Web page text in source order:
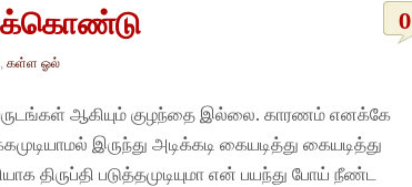
0
,கள்ள ஓல்
ஆகியும் குழந்தை இல்லை. காரணம் எனக்கே
இருந்து அடிக்கடி கையடித்து கையடித்து
திருப்தி படுத்தமுடியுமா என் பயந்து போய் நீண்ட